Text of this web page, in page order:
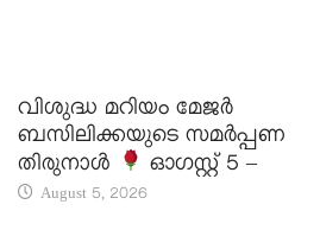
വിശുദ്ധ മറിയം മേജർ
ബസിലിക്കയുടെ സമർപ്പണ
തിരുനാൾ
ഓഗസ്റ്റ് 5 –
August 5, 2026